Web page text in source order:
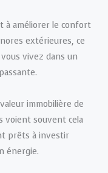
à améliorer le confort
extérieures, ce
vivez dans un
immobilière de
voient souvent cela
prêts à investir
énergie.